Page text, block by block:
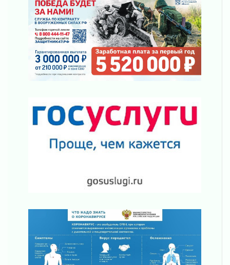
Шесть новых жизней в честь дня рождения
Ленинградской области
03 августа 2026
Уроки безопасности для детей и взрослых
03 августа 2026
Ленобласть отмечает День Воздушно-
«Активное лето»
02 августа 2026
Ленобласть отметила заслуги жителей перед
регионом и страной
Пропавшего подростка нашли в Кировском
районе Ленобласти
02 августа 2026